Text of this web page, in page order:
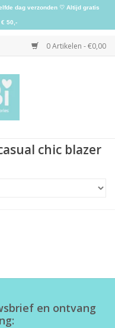
0 Artikelen - €0,00
chic blazer
en ontvang
dag verzonden ♡ Altijd gratis
50,-